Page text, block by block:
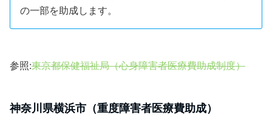
の一部を助成します。
参照:東京都保健福祉局（心身障害者医療費助成制度）
神奈川県横浜市（重度障害者医療費助成）